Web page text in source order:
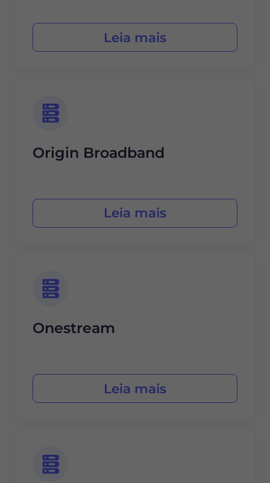
Leia mais
Origin Broadband
Leia mais
Onestream
Leia mais